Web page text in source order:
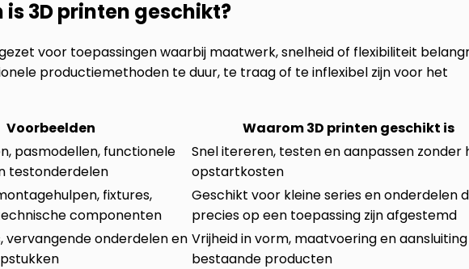
3D printen geschikt?
voor toepassingen waarbij maatwerk, snelheid of flexibiliteit
productiemethoden te duur, te traag of te inflexibel zijn voor het
Voorbeelden
Waarom 3D printen geschikt is
pasmodellen, functionele
testonderdelen
Snel itereren, testen en aanpassen zonder
opstartkosten
fixtures,
componenten
Geschikt voor kleine series en onderdelen
precies op een toepassing zijn afgestemd
vervangende onderdelen en Vrijheid in vorm, maatvoering en
bestaande producten